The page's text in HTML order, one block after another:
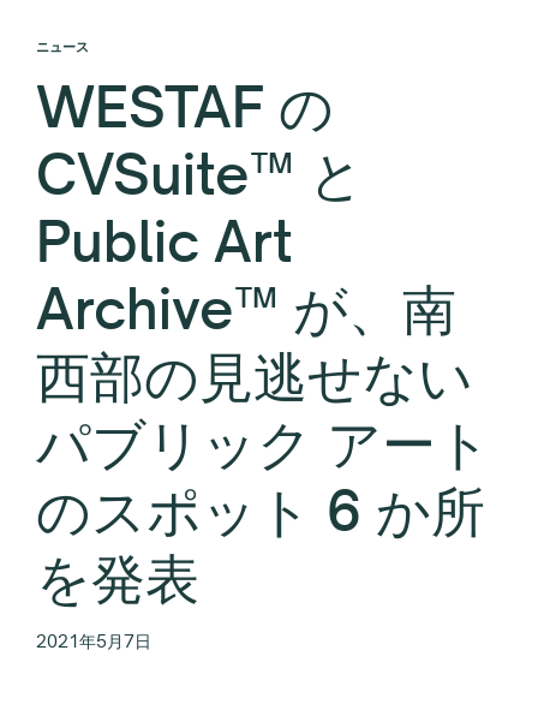
ニュース
WESTAF の
CVSuite™ と
Public Art
Archive™ が、南
西部の見逃せない
パブリック アート
のスポット 6 か所
を発表
2021年5月7日